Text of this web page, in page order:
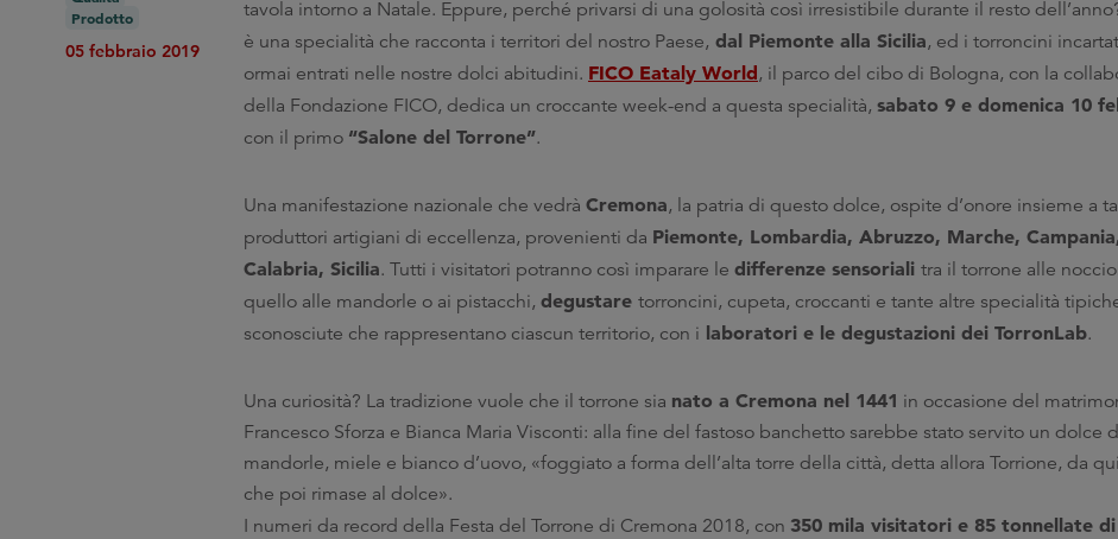
Prodotto
05 febbraio 2019
tavola intorno a Natale. Eppure, perché privarsi di una golosità così irresistibile durante il resto
è una specialità che racconta i territori del nostro Paese, dal Piemonte alla Sicilia, ed i torroncini
ormai entrati nelle nostre dolci abitudini. FICO Eataly World, il parco del cibo di Bologna, con la
della Fondazione FICO, dedica un croccante week-end a questa specialità, sabato 9 e domenica 10
con il primo “Salone del Torrone”.
Una manifestazione nazionale che vedrà Cremona, la patria di questo dolce, ospite d’onore insieme a
produttori artigiani di eccellenza, provenienti da Piemonte, Lombardia, Abruzzo, Marche,
Calabria, Sicilia. Tutti i visitatori potranno così imparare le differenze sensoriali tra il torrone alle
quello alle mandorle o ai pistacchi, degustare torroncini, cupeta, croccanti e tante altre specialità
sconosciute che rappresentano ciascun territorio, con i laboratori e le degustazioni dei TorronLab.
Una curiosità? La tradizione vuole che il torrone sia nato a Cremona nel 1441 in occasione del
Francesco Sforza e Bianca Maria Visconti: alla fine del fastoso banchetto sarebbe stato servito un dolce
mandorle, miele e bianco d’uovo, «foggiato a forma dell’alta torre della città, detta allora Torrione, da
che poi rimase al dolce».
I numeri da record della Festa del Torrone di Cremona 2018, con 350 mila visitatori e 85 tonnellate di